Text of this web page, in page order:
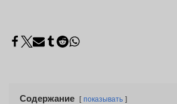
Содержание показывать